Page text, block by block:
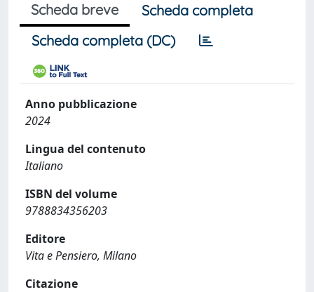
Scheda breve
Scheda completa
Scheda completa (DC)
Anno pubblicazione
2024
Lingua del contenuto
Italiano
ISBN del volume
9788834356203
Editore
Vita e Pensiero, Milano
Citazione